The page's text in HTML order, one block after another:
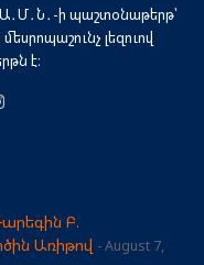
Ա․Մ․Ն․-ի պաշտօնաթերթ՝
լեզուով
է։
Բ.
Առիթով
August 7,